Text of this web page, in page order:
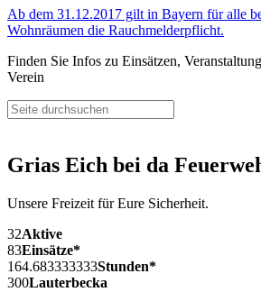
Ab dem 31.12.2017 gilt in Bayern für alle
Wohnräumen die Rauchmelderpflicht.
Finden Sie Infos zu Einsätzen,
Verein
Grias Eich bei da
Unsere Freizeit für Eure Sicherheit.
32Aktive
83Einsätze*
164.683333333Stunden*
300Lauterbecka